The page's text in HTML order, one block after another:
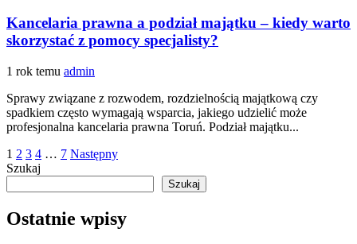
Kancelaria prawna a podział majątku – kiedy warto
skorzystać z pomocy specjalisty?
1 rok temu admin
Sprawy związane z rozwodem, rozdzielnością majątkową czy
spadkiem często wymagają wsparcia, jakiego udzielić może
profesjonalna kancelaria prawna Toruń. Podział majątku...
Stronicowanie
wpisów
1 2 3 4 … 7 Następny
Szukaj
Szukaj
Ostatnie wpisy